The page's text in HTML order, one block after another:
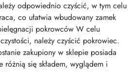
odpowiednio czyścić, w tym celu
co ułatwia wbudowany zamek
pokrowców W celu
należy czyścić pokrowiec.
zakupiony w sklepie posiada
się składem, wyglądem i